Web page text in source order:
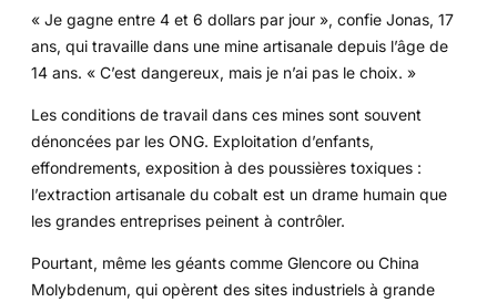
« Je gagne entre 4 et 6 dollars par jour », confie Jonas, 17
ans, qui travaille dans une mine artisanale depuis l’âge de
14 ans. « C’est dangereux, mais je n’ai pas le choix. »
Les conditions de travail dans ces mines sont souvent
dénoncées par les ONG. Exploitation d’enfants,
effondrements, exposition à des poussières toxiques :
l’extraction artisanale du cobalt est un drame humain que
les grandes entreprises peinent à contrôler.
Pourtant, même les géants comme Glencore ou China
Molybdenum, qui opèrent des sites industriels à grande